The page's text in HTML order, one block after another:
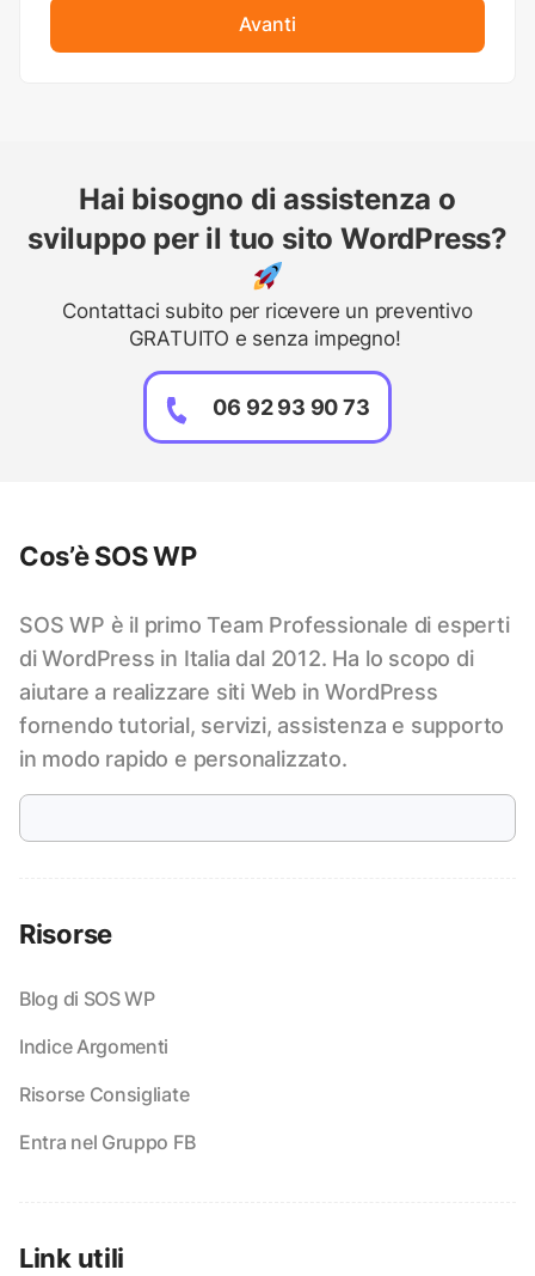
Avanti
Hai bisogno di assistenza o
sviluppo per il tuo sito WordPress?
Contattaci subito per ricevere un preventivo
GRATUITO e senza impegno!
06 92 93 90 73
Cos’è SOS WP
SOS WP è il primo Team Professionale di esperti
di WordPress in Italia dal 2012. Ha lo scopo di
aiutare a realizzare siti Web in WordPress
fornendo tutorial, servizi, assistenza e supporto
in modo rapido e personalizzato.
Risorse
Blog di SOS WP
Indice Argomenti
Risorse Consigliate
Entra nel Gruppo FB
Link utili